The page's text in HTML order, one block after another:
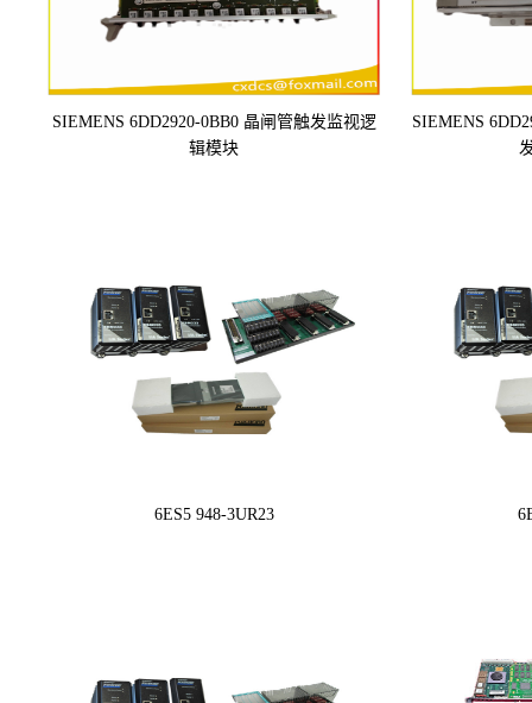
SIEMENS 6DD2920-0BB0 晶闸管触发监视逻
辑模块
SIEMENS
6ES5 948-3UR23